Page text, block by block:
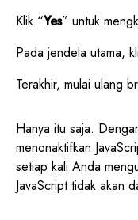
Klik “Yes” untuk
Pada jendela utama,
Terakhir, mulai ulang
Hanya itu saja.
menonaktifkan
setiap kali Anda
JavaScript tidak akan